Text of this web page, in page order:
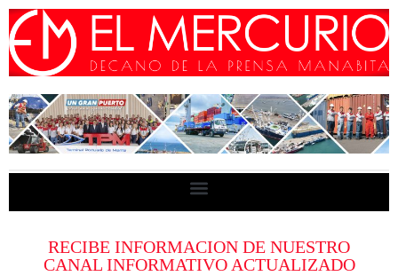
RECIBE INFORMACION DE NUESTRO
CANAL INFORMATIVO ACTUALIZADO